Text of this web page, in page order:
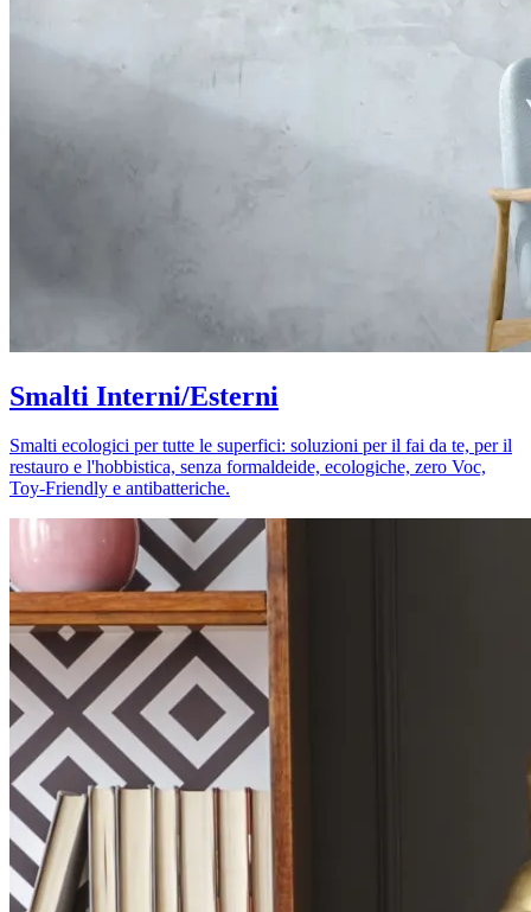
Smalti Interni/Esterni
Smalti ecologici per tutte le superfici: soluzioni per il fai da te, per il
restauro e l'hobbistica, senza formaldeide, ecologiche, zero Voc,
Toy-Friendly e antibatteriche.